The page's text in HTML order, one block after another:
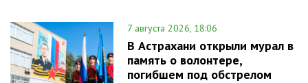
7 августа 2026, 18:06
В Астрахани открыли мурал в
память о волонтере,
погибшем под обстрелом